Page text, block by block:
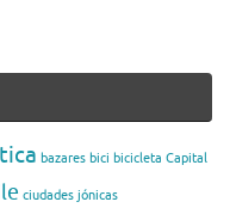
bazares bici bicicleta Capital
ciudades jónicas